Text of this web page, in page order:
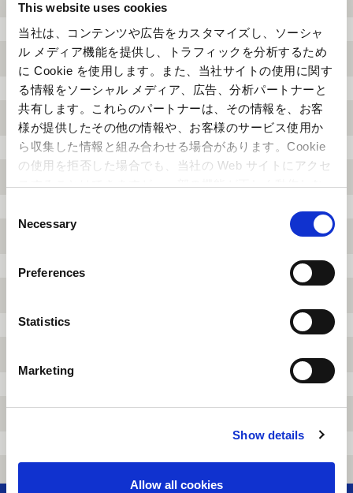
This website uses cookies
当社は、コンテンツや広告をカスタマイズし、ソーシャ
ル メディア機能を提供し、トラフィックを分析するため
に Cookie を使用します。また、当社サイトの使用に関す
る情報をソーシャル メディア、広告、分析パートナーと
共有します。これらのパートナーは、その情報を、お客
様が提供したその他の情報や、お客様のサービス使用か
ら収集した情報と組み合わせる場合があります。Cookie
の使用を拒否した場合でも、当社の Web サイトにアクセ
スすることはできますが、一部の機能が正しく動作しな
Necessary
Preferences
Statistics
Marketing
Show details
Allow all cookies
ぬいポケット付きトートバ
1,650円（税込）